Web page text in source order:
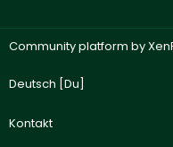
Community platform by
Deutsch [Du]
Kontakt